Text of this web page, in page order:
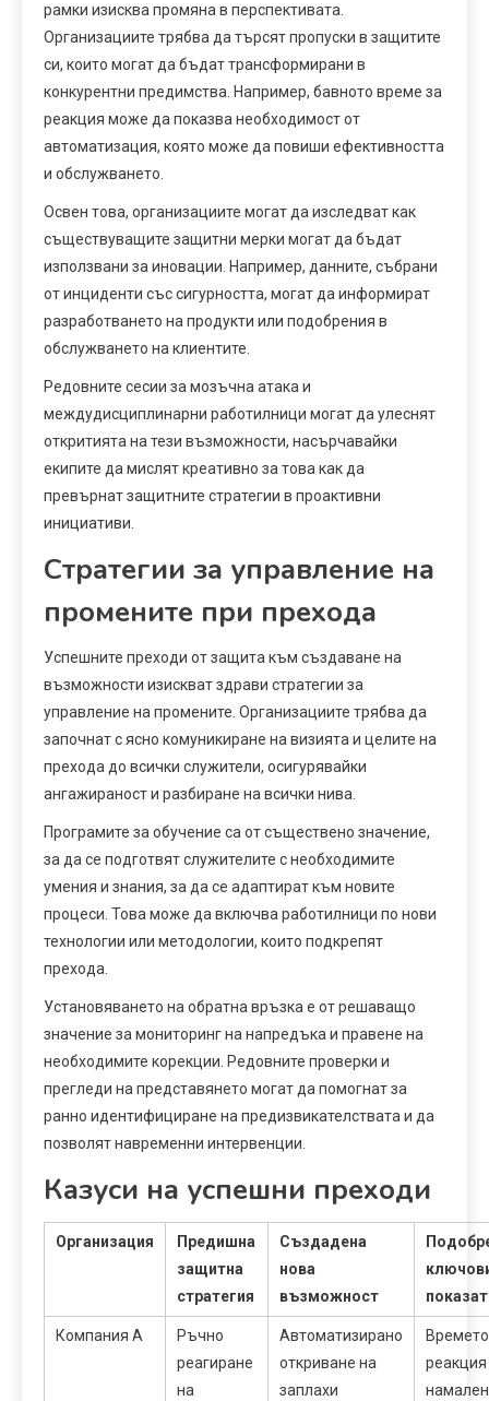
рамки изисква промяна в перспективата.
Организациите трябва да търсят пропуски в защитите
си, които могат да бъдат трансформирани в
конкурентни предимства. Например, бавното време за
реакция може да показва необходимост от
автоматизация, която може да повиши ефективността
и обслужването.
Освен това, организациите могат да изследват как
съществуващите защитни мерки могат да бъдат
използвани за иновации. Например, данните, събрани
от инциденти със сигурността, могат да информират
разработването на продукти или подобрения в
обслужването на клиентите.
Редовните сесии за мозъчна атака и
междудисциплинарни работилници могат да улеснят
откритията на тези възможности, насърчавайки
екипите да мислят креативно за това как да
превърнат защитните стратегии в проактивни
инициативи.
Стратегии за управление на
промените при прехода
Успешните преходи от защита към създаване на
възможности изискват здрави стратегии за
управление на промените. Организациите трябва да
започнат с ясно комуникиране на визията и целите на
прехода до всички служители, осигурявайки
ангажираност и разбиране на всички нива.
Програмите за обучение са от съществено значение,
за да се подготвят служителите с необходимите
умения и знания, за да се адаптират към новите
процеси. Това може да включва работилници по нови
технологии или методологии, които подкрепят
прехода.
Установяването на обратна връзка е от решаващо
значение за мониторинг на напредъка и правене на
необходимите корекции. Редовните проверки и
прегледи на представянето могат да помогнат за
ранно идентифициране на предизвикателствата и да
позволят навременни интервенции.
Казуси на успешни преходи
Организация
Предишна
защитна
стратегия
Създадена
нова
възможност
Компания А
Ръчно
реагиране
на
Автоматизирано
откриване на
заплахи
реакция